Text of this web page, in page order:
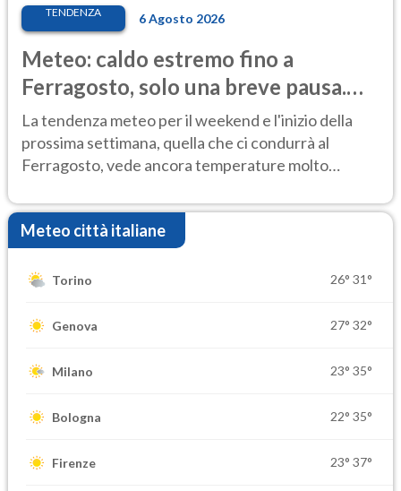
TENDENZA 6 Agosto 2026
Meteo: caldo estremo fino a
Ferragosto, solo una breve pausa.
Ecco dove
La tendenza meteo per il weekend e l'inizio della
prossima settimana, quella che ci condurrà al
Ferragosto, vede ancora temperature molto
Meteo città italiane
Torino 26° 31°
Genova 27° 32°
Milano 23° 35°
Bologna 22° 35°
Firenze 23° 37°